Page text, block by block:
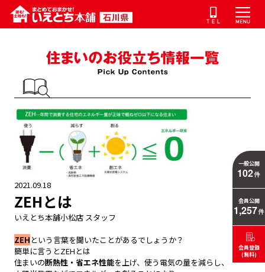
2021.09.18
ZEHとは
いえとち本舗小松店 スタッフ
ZEH という言葉を聞いたことがあるでしょうか？
簡単に言うとZEHとは
住まいの断熱性・省エネ性能を上げ、使う電気の量を減らし、
一般公開
102件
会員公開
1,257件
会員登録
(無料)